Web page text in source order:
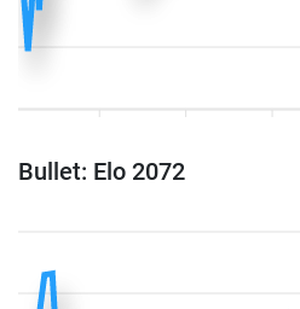
Bullet: Elo 2072